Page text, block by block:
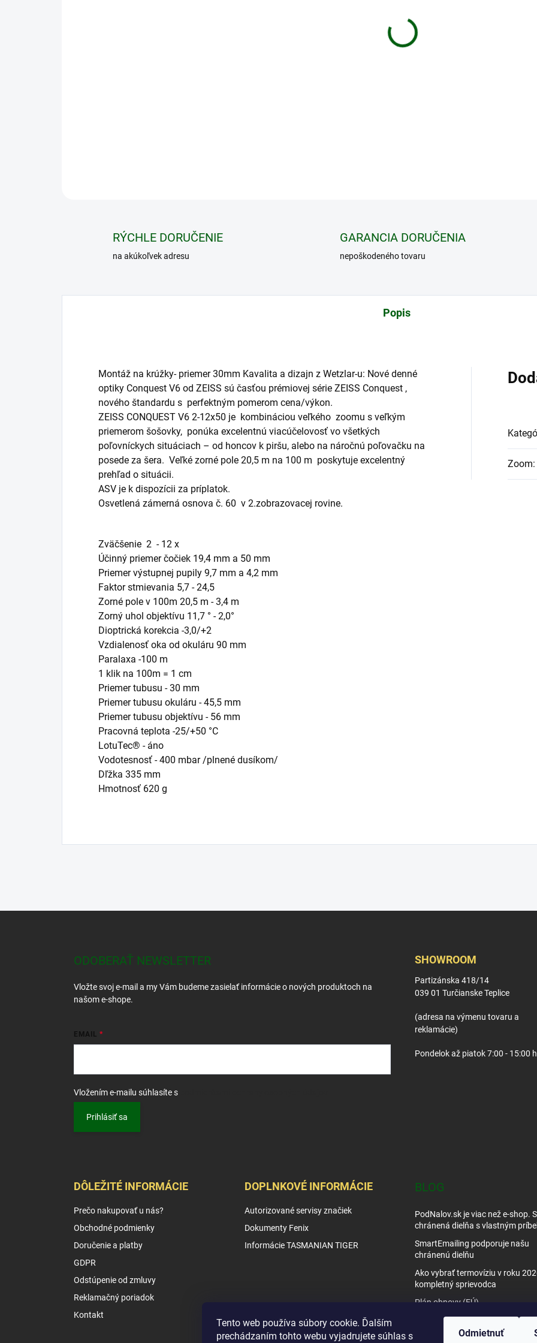
Tento web používa súbory cookie. Ďalším
prechádzaním tohto webu vyjadrujete súhlas s
Odmietnuť
Montáž na krúžky- priemer
RÝCHLE DORUČENIE
na akúkoľvek adresu
GARANCIA DORUČENIA
nepoškodeného tovaru
Popis
Montáž na krúžky- priemer 30mm Kavalita a dizajn z Wetzlar-u: Nové denné
optiky Conquest V6 od ZEISS sú časťou prémiovej série ZEISS Conquest ,
nového štandardu s perfektným pomerom cena/výkon.
ZEISS CONQUEST V6 2-12x50 je kombináciou veľkého zoomu s veľkým
priemerom šošovky, ponúka excelentnú viacúčelovosť vo všetkých
poľovníckych situáciach – od honcov k piršu, alebo na náročnú poľovačku na
posede za šera. Veľké zorné pole 20,5 m na 100 m poskytuje excelentný
prehľad o situácii.
ASV je k dispozícii za príplatok.
Osvetlená zámerná osnova č. 60 v 2.zobrazovacej rovine.
Zväčšenie 2 - 12 x
Účinný priemer čočiek 19,4 mm a 50 mm
Priemer výstupnej pupily 9,7 mm a 4,2 mm
Faktor stmievania 5,7 - 24,5
Zorné pole v 100m 20,5 m - 3,4 m
Zorný uhol objektívu 11,7 ° - 2,0°
Dioptrická korekcia -3,0/+2
Vzdialenosť oka od okuláru 90 mm
Paralaxa -100 m
1 klik na 100m = 1 cm
Priemer tubusu - 30 mm
Priemer tubusu okuláru - 45,5 mm
Priemer tubusu objektívu - 56 mm
Pracovná teplota -25/+50 °C
LotuTec® - áno
Vodotesnosť - 400 mbar /plnené dusíkom/
Dľžka 335 mm
Hmotnosť 620 g
Zoom:
ODOBERAŤ NEWSLETTER
Vložte svoj e-mail a my Vám budeme zasielať informácie o nových produktoch na
našom e-shope.
EMAIL
Vložením e-mailu súhlasíte s
Prihlásiť sa
SHOWROOM
Partizánska 418/14
039 01 Turčianske Teplice
(adresa na výmenu tovaru a
reklamácie)
Pondelok až piatok 7:00 - 15:00
DÔLEŽITÉ INFORMÁCIE
Prečo nakupovať u nás?
Obchodné podmienky
Doručenie a platby
GDPR
Odstúpenie od zmluvy
Reklamačný poriadok
Kontakt
DOPLNKOVÉ INFORMÁCIE
Autorizované servisy značiek
Dokumenty Fenix
Informácie TASMANIAN TIGER
BLOG
PodNalov.sk je viac než e-shop.
chránená dielňa s vlastným
SmartEmailing podporuje našu
chránenú dielňu
Ako vybrať termovíziu v roku
kompletný sprievodca
Plán obnovy (EÚ)
Tipy využitia nočného videnia
Ako vybrať nočné videnie